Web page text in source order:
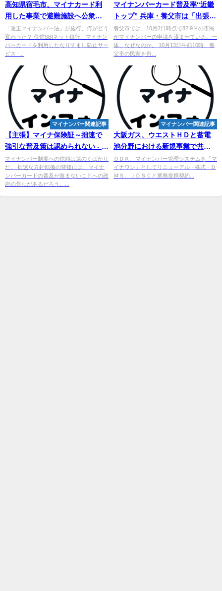
高知県宿毛市、マイナカード利
用した事業で避難施設へ公衆無
線Wi-fiを整備 - Mapion
「改正マイナンバー法」が施行、何がどう
変わった？ 住信SBIネット銀行、マイナン
バーカードを利用したなりすまし防止サー
ビス ·...
マイナンバーカード普及率“近畿
トップ” 兵庫・養父市は「出張サ
ービス」で赤ちゃんも取得
養父市では、10月2日時点で82.9％の市民
がマイナンバーの申請を済ませている。一
体、なぜなのか。 10月13日午前10時、養
父市の民家を市...
マイナンバー関連記事
【主張】マイナ保険証～拙速で
強引な普及策は認められない - 社
民党 SDP Japan
マイナンバー制度への信頼は遠のくばかり
だ。 拙速な方針転換の背後には、マイナ
ンバーカードの普及が進まないことへの政
府の焦りがあるだろう。...
マイナンバー関連記事
大阪ガス、ウエストＨＤと蓄電
池分野における新規事業で共同
検討 速報 | 株式新聞Web
ＯＤＫ、マイナンバー管理システムを「マ
イナワン」としてリニューアル · 株式 · Ｄ
ＭＳ、ＪＤＳＣと業務提携契約...